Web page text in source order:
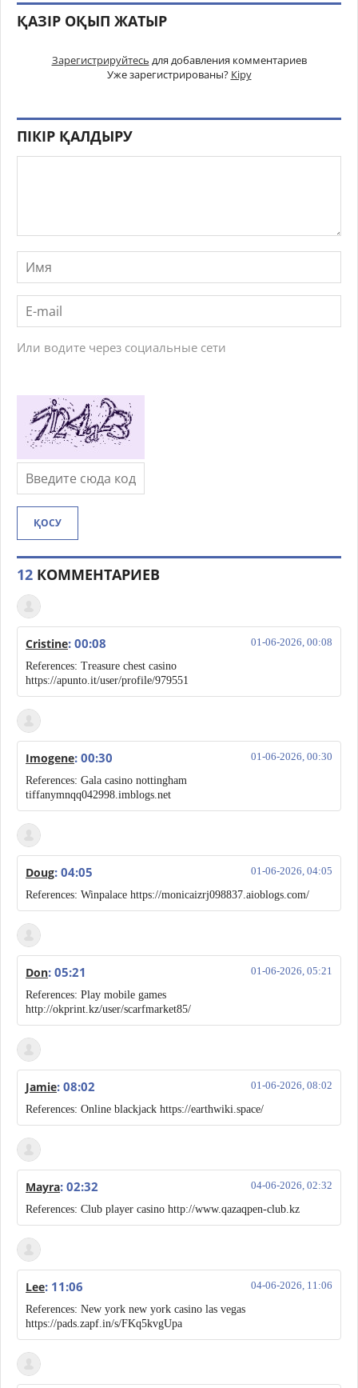
ҚАЗІР ОҚЫП ЖАТЫР
Зарегистрируйтесь для добавления комментариев
Уже зарегистрированы? Кіру
ПІКІР ҚАЛДЫРУ
Или водите через социальные сети
ҚОСУ
12 КОММЕНТАРИЕВ
Cristine 01-06-2026, 00:08
: 00:08
References: Treasure chest casino
https://apunto.it/user/profile/979551
Imogene 01-06-2026, 00:30
: 00:30
References: Gala casino nottingham
tiffanymnqq042998.imblogs.net
Doug 01-06-2026, 04:05
: 04:05
References: Winpalace https://monicaizrj098837.aioblogs.com/
Don 01-06-2026, 05:21
: 05:21
References: Play mobile games
http://okprint.kz/user/scarfmarket85/
Jamie 01-06-2026, 08:02
: 08:02
References: Online blackjack https://earthwiki.space/
Mayra 04-06-2026, 02:32
: 02:32
References: Club player casino http://www.qazaqpen-club.kz
Lee 04-06-2026, 11:06
: 11:06
References: New york new york casino las vegas
https://pads.zapf.in/s/FKq5kvgUpa